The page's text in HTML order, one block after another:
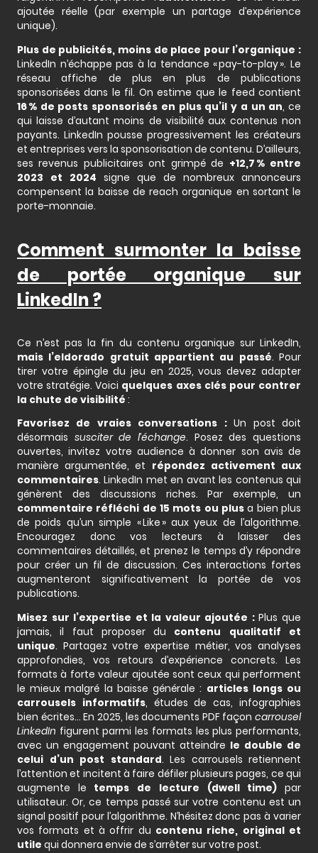
ajoutée réelle (par exemple un partage d’expérience
unique).
Plus de publicités, moins de place pour l’organique :
LinkedIn n’échappe pas à la tendance « pay-to-play ». Le
réseau affiche de plus en plus de publications
sponsorisées dans le fil. On estime que le feed contient
16 % de posts sponsorisés en plus qu’il y a un an, ce
qui laisse d’autant moins de visibilité aux contenus non
payants. LinkedIn pousse progressivement les créateurs
et entreprises vers la sponsorisation de contenu. D’ailleurs,
ses revenus publicitaires ont grimpé de +12,7 % entre
2023 et 2024 signe que de nombreux annonceurs
compensent la baisse de reach organique en sortant le
porte-monnaie.
Comment surmonter la baisse
de portée organique sur
LinkedIn ?
Ce n’est pas la fin du contenu organique sur LinkedIn,
mais l’eldorado gratuit appartient au passé. Pour
tirer votre épingle du jeu en 2025, vous devez adapter
votre stratégie. Voici quelques axes clés pour contrer
la chute de visibilité :
Favorisez de vraies conversations :Un post doit
désormais susciter de l’échange. Posez des questions
ouvertes, invitez votre audience à donner son avis de
manière argumentée, et répondez activement aux
commentaires. LinkedIn met en avant les contenus qui
génèrent des discussions riches. Par exemple, un
commentaire réfléchi de 15 mots ou plus a bien plus
de poids qu’un simple « Like » aux yeux de l’algorithme.
Encouragez donc vos lecteurs à laisser des
commentaires détaillés, et prenez le temps d’y répondre
pour créer un fil de discussion. Ces interactions fortes
augmenteront significativement la portée de vos
publications.
Misez sur l’expertise et la valeur ajoutée :Plus que
jamais, il faut proposer du contenu qualitatif et
unique. Partagez votre expertise métier, vos analyses
approfondies, vos retours d’expérience concrets. Les
formats à forte valeur ajoutée sont ceux qui performent
le mieux malgré la baisse générale : articles longs ou
carrousels informatifs, études de cas, infographies
bien écrites… En 2025, les documents PDF façon carrousel
LinkedIn figurent parmi les formats les plus performants,
avec un engagement pouvant atteindre le double de
celui d’un post standard. Les carrousels retiennent
l’attention et incitent à faire défiler plusieurs pages, ce qui
augmente le temps de lecture (dwell time) par
utilisateur. Or, ce temps passé sur votre contenu est un
signal positif pour l’algorithme. N’hésitez donc pas à varier
vos formats et à offrir du contenu riche, original et
utile qui donnera envie de s’arrêter sur votre post.